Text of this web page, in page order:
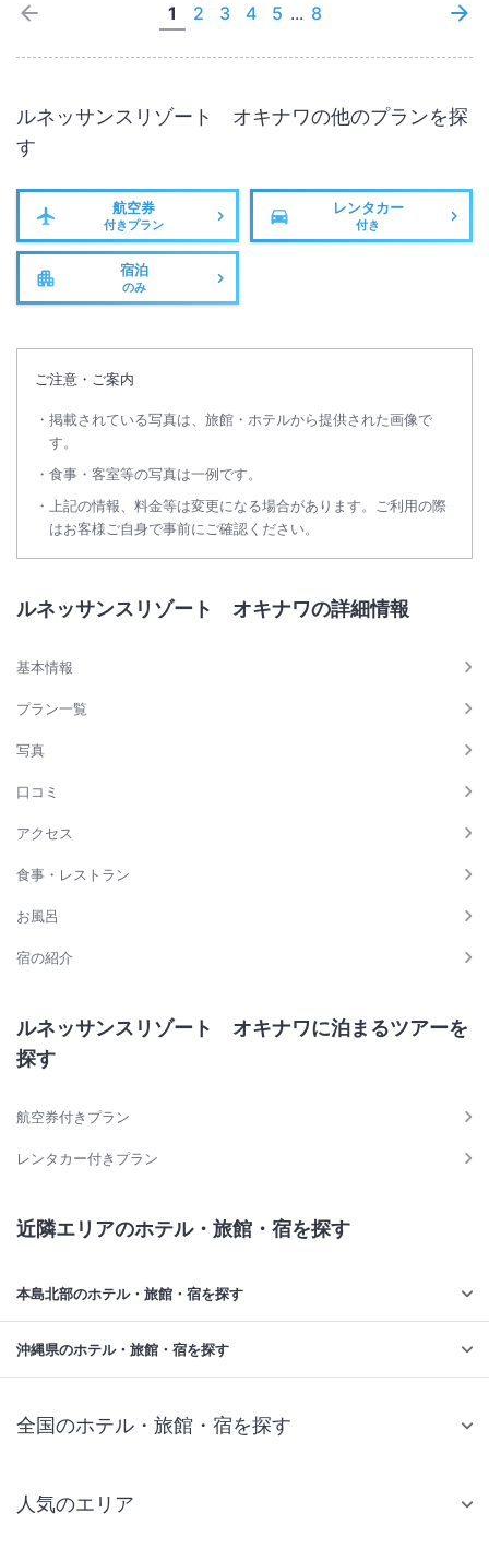
1 2 3 4 5 ... 8
ルネッサンスリゾート オキナワの他のプランを探
す
航空券
付きプラン
レンタカー
付き
宿泊
のみ
ご注意・ご案内
掲載されている写真は、旅館・ホテルから提供された画像で
す。
食事・客室等の写真は一例です。
上記の情報、料金等は変更になる場合があります。ご利用の際
はお客様ご自身で事前にご確認ください。
ルネッサンスリゾート オキナワの詳細情報
基本情報
プラン一覧
写真
口コミ
アクセス
食事・レストラン
お風呂
宿の紹介
ルネッサンスリゾート オキナワに泊まるツアーを
探す
航空券付きプラン
レンタカー付きプラン
近隣エリアのホテル・旅館・宿を探す
本島北部のホテル・旅館・宿を探す
沖縄県のホテル・旅館・宿を探す
全国のホテル・旅館・宿を探す
人気のエリア